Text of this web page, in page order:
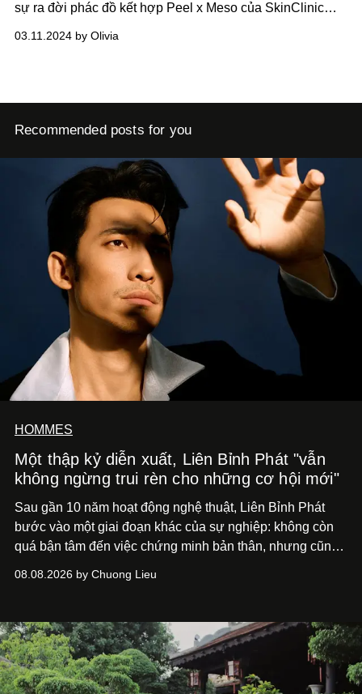
sự ra đời phác đồ kết hợp Peel x Meso của SkinClinic
mỹ da đã tạo tiếng vang lớn và nhanh chóng trở thành xu
03.11.2024 by Olivia
Recommended posts for you
HOMMES
Một thập kỷ diễn xuất, Liên Bỉnh Phát "vẫn
không ngừng trui rèn cho những cơ hội mới"
Sau gần 10 năm hoạt động nghệ thuật, Liên Bỉnh Phát
bước vào một giai đoạn khác của sự nghiệp: không còn
quá bận tâm đến việc chứng minh bản thân, nhưng cũng
phim điện ảnh trong nửa đầu 2026 đến hành trình trở lại
bằng một tâm thế điềm tĩnh hơn. Anh tiếp tục học hỏi, trau
dồi và chờ đợi những vai diễn đủ sức đưa mình đến
những vùng đất mới. Ở tuổi ngoài 30, điều anh theo đuổi
không phải những đích đến quá lớn, mà là khả năng luôn
08.08.2026 by Chuong Lieu